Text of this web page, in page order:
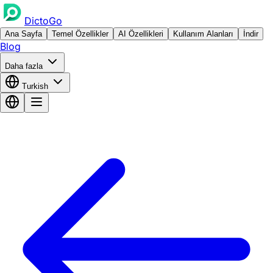
DictoGo
Ana Sayfa Temel Özellikler AI Özellikleri Kullanım Alanları İndir
Blog
Daha fazla
Turkish